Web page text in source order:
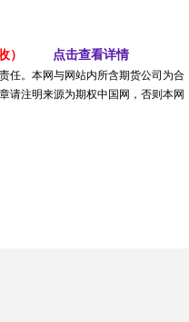
）
任。本网与网站内所含期货公司为合
请注明来源为期权中国网，否则本网
点击查看详情